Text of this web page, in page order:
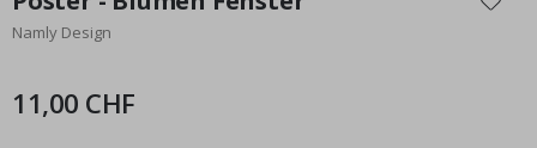
der
Bildgalerie
Namly Design
11,00 CHF